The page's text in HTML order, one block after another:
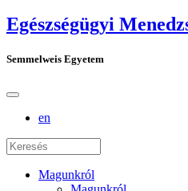
Egészségügyi
Semmelweis Egyetem
en
Magunkról